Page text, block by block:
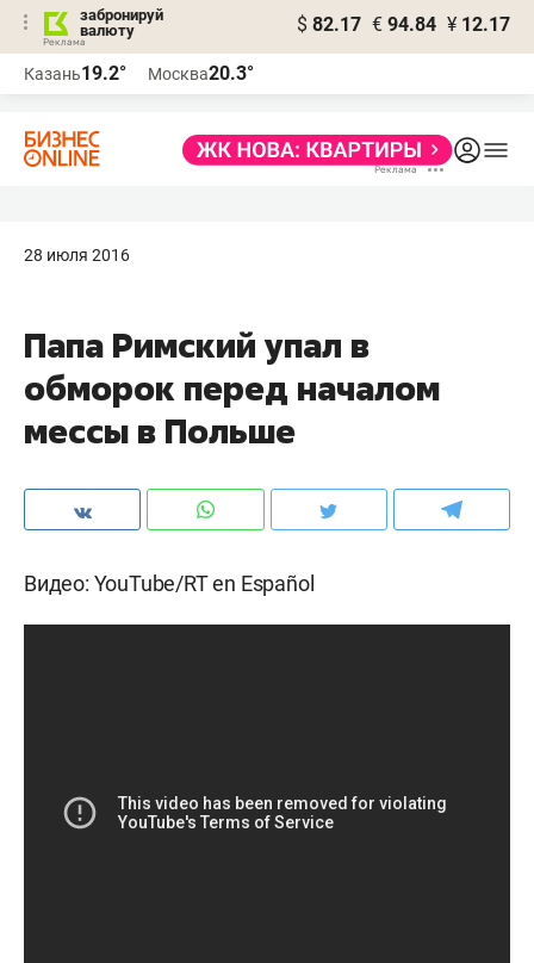
забронируй
валюту
$ 82.17 € 94.84 ¥ 12.17
Казань19.2° Москва20.3°
28 июля 2016
Папа Римский упал в
обморок перед началом
мессы в Польше
Видео: YouTube/RT en Español